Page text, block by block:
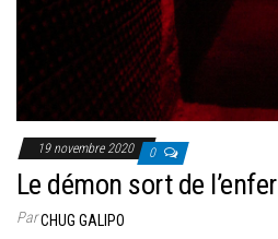
19 novembre 2020 0
Le démon sort de l’enfer
ParCHUG GALIPO